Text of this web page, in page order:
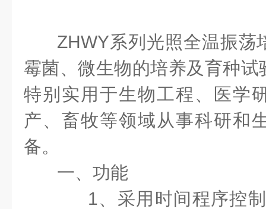
ZHWY系列光照全温振荡
霉菌、微生物的培养及育种
特别实用于生物工程、医学
产、畜牧等领域从事科研和
备。
一、功能
1、 采用时间程序控